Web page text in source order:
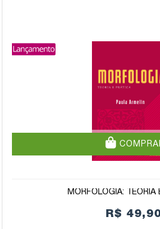
MORFOLOGIA: TEORIA
R$